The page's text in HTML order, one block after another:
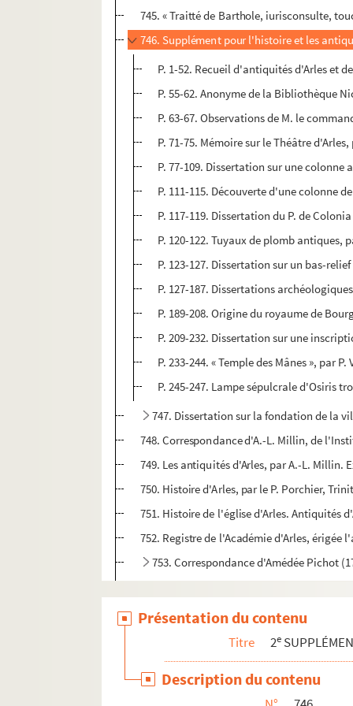
745. « Traitté de Barthole, iurisconsulte,
746. Supplément pour l'histoire et les
P. 1-52. Recueil d'antiquités d'Arles et
P. 55-62. Anonyme de la Bibliothèque
P. 63-67. Observations de M. le
P. 71-75. Mémoire sur le Théâtre
P. 77-109. Dissertation sur une
P. 111-115. Découverte d'une colonne
P. 117-119. Dissertation du P. de
P. 120-122. Tuyaux de plomb antiques,
P. 123-127. Dissertation sur un bas-
P. 127-187. Dissertations
P. 189-208. Origine du royaume de
P. 209-232. Dissertation sur une
P. 233-244. « Temple des Mânes », par P.
P. 245-247. Lampe sépulcrale d'Osiris
747. Dissertation sur la fondation de la
748. Correspondance d'A.-L. Millin, de
749. Les antiquités d'Arles, par A.-L.
750. Histoire d'Arles, par le P. Porchier,
751. Histoire de l'église d'Arles. Antiquités
752. Registre de l'Académie d'Arles, érigée
753. Correspondance d'Amédée Pichot
755.
Historia monasterii Sancti Petri
Matricula monachorum professorum
757-760. Recherches pour servir à
761. Idiome d'Arles. Recueil de J.-D.
Présentation du contenu
Titre 2e
Description du contenu